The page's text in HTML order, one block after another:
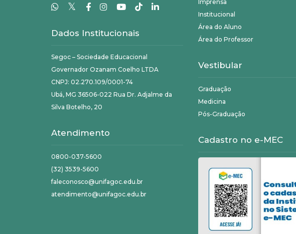
𝕏
Dados Institucionais
Segoc – Sociedade Educacional
Governador Ozanam Coelho LTDA
CNPJ: 02.270.109/0001-74
Ubá, MG 36506-022 Rua Dr. Adjalme da
Silva Botelho, 20
Atendimento
0800-037-5600
(32) 3539-5600
faleconosco@unifagoc.edu.br
atendimento@unifagoc.edu.br
Imprensa
Institucional
Área do Aluno
Área do Professor
Vestibular
Graduação
Medicina
Pós-Graduação
Cadastro no e-MEC